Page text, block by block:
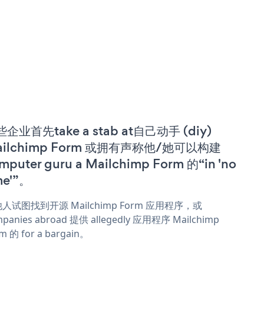
企业首先take a stab at自己动手 (diy)
Form 或拥有声称他/她可以构建
guru a Mailchimp Form 的“in 'no
。
人试图找到开源 Mailchimp Form 应用程序，或
abroad 提供 allegedly 应用程序 Mailchimp
的 for a bargain。